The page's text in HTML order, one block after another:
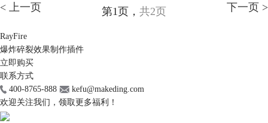
< 上一页 第1页， 共2页 下一页 >
RayFire
爆炸碎裂效果制作插件
立即购买
联系方式
400-8765-888
kefu@makeding.com
欢迎关注我们，领取更多福利！